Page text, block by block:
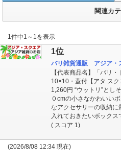
関連カ
1件中1～1を表示
1位
バリ雑貨通販 アジア・
【代表商品名】「バリ
10×10・蓋付【アタ スク
1,260円 “ウットリ”とし
０cmの小さなかわいい
なアクセサリーの収納に
入れておきたいボックス
( スコア 1)
(2026/8/08 12:34 現在)